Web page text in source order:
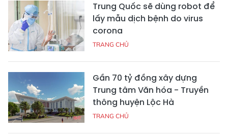
Trung Quốc sẽ dùng robot để
lấy mẫu dịch bệnh do virus
corona
TRANG CHỦ
Gần 70 tỷ đồng xây dựng
Trung tâm Văn hóa - Truyền
thông huyện Lộc Hà
TRANG CHỦ